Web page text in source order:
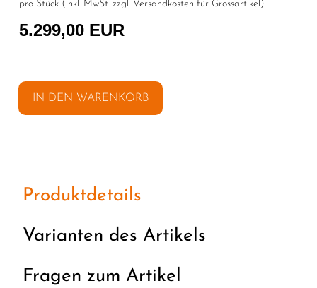
pro Stück (inkl. MwSt. zzgl. Versandkosten für Grossartikel )
5.299,00 EUR
IN DEN WARENKORB
Produktdetails
Varianten des Artikels
Fragen zum Artikel